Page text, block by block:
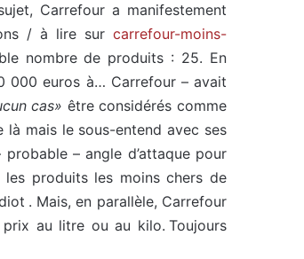
Carrefour a manifestement
/ à lire sur carrefour-moins-
nombre de produits : 25. En
000 euros à… Carrefour – avait
cas» être considérés comme
mais le sous-entend avec ses
– angle d’attaque pour
les produits les moins chers de
. Mais, en parallèle, Carrefour
au litre ou au kilo. Toujours